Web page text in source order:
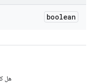
boolean
هل